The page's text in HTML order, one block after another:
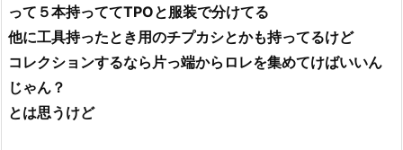
って５本持っててTPOと服装で分けてる
他に工具持ったとき用のチプカシとかも持ってるけど
コレクションするなら片っ端からロレを集めてけばいいん
じゃん？
とは思うけど